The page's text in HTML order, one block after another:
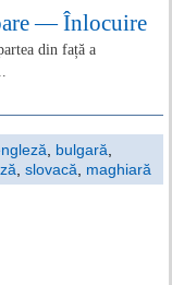
— Înlocuire
din față a
bulgară
slovacă maghiară